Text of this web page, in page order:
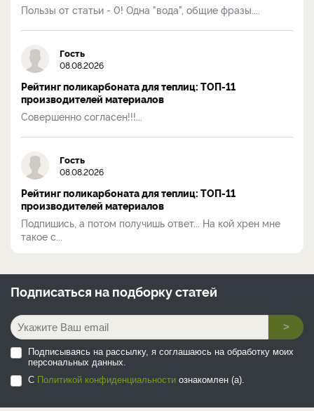
Пользы от статьи - 0! Одна "вода", общие фразы....
Гость
08.08.2026
Рейтинг поликарбоната для теплиц: ТОП-11
производителей материалов
Совершенно согласен!!!...
Гость
08.08.2026
Рейтинг поликарбоната для теплиц: ТОП-11
производителей материалов
Подпишись, а потом получишь ответ... На кой хрен мне
такое с...
Подписаться на подборку статей
>
Подписываясь на рассылку, я соглашаюсь на обработку моих
персональных данных.
С Политикой конфиденциальности ознакомлен (а).